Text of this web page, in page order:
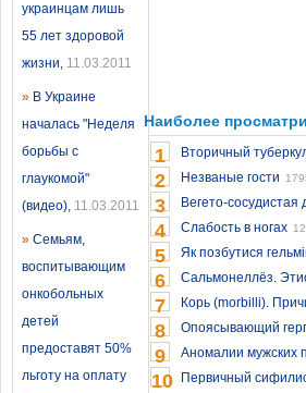
украинцам лишь
55 лет здоровой
жизни, 11.03.2011
» В Украине
началась "Неделя
борьбы с
глаукомой"
(видео), 11.03.2011
» Семьям,
воспитывающим
онкобольных
детей
предоставят 50%
льготу на оплату
Наиболее
1 Вторичный
2 Незваные гости
3 Вегето-
4 Слабость в ногах
5 Як позбутися
6 Сальмонеллёз.
7 Корь (morbilli).
8 Опоясывающий
9 Аномалии мужских
10 Первичный